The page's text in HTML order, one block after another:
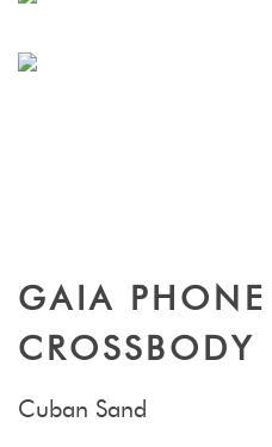
GAIA PHONE
CROSSBODY
Cuban Sand